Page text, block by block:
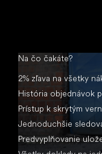
Na čo čakáte?
2% zľava na všetky
História objednávok
Prístup k skrytým
Jednoduchšie
Predvyplňovanie